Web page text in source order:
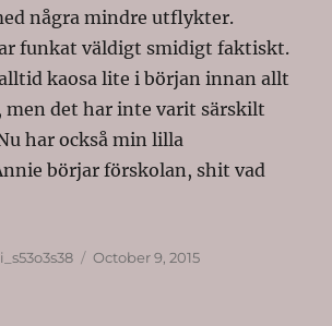
några mindre utflykter.
funkat väldigt smidigt faktiskt.
kaosa lite i början innan allt
men det har inte varit särskilt
har också min lilla
börjar förskolan, shit vad
Posted
October 9, 2015